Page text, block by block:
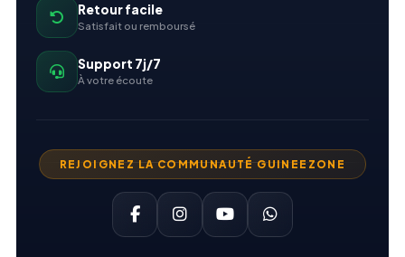
Retour facile
Satisfait ou remboursé
Support 7j/7
À votre écoute
REJOIGNEZ LA COMMUNAUTÉ GUINEEZONE